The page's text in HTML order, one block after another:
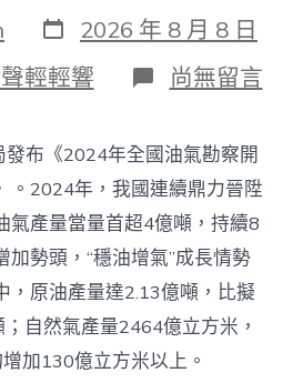
發
表
日
期
2026 年 8 月 8 日
輕輕響 在
〈往
國
際
油
氣
查
包
養
app
產
量
當
尚無留言
布《2024年全國油氣勘察開
。2024年，我國連續鼎力晉陞
氣產量當量首超4億噸，持續8
勢頭，“穩油增氣”成長情勢
，原油產量達2.13億噸，比擬
自然氣產量2464億立方米，
加130億立方米以上。